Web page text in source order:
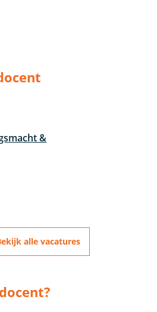
&
alle vacatures